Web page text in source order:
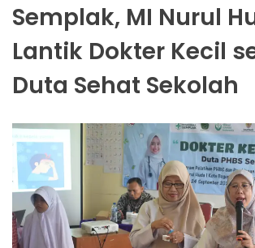
Semplak, MI Nurul
Lantik Dokter Kecil
Duta Sehat Sekolah